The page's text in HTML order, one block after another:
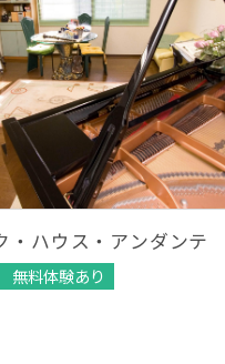
・ハウス・アンダンテ
無料体験あり